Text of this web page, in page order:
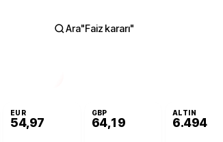
Ara"Faiz kararı"
EUR
54,97
GBP
64,19
ALTIN
6.494